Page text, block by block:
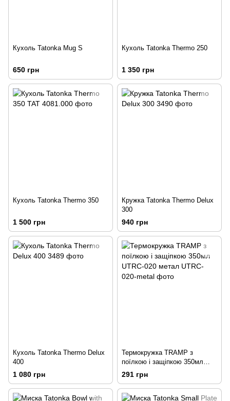
Кухоль Tatonka Mug S
650 грн
Кухоль Tatonka Thermo 250
1 350 грн
Кухоль Tatonka Thermo 350
1 500 грн
Кружка Tatonka Thermo Delux
300
940 грн
Кухоль Tatonka Thermo Delux
400
1 080 грн
Термокружка TRAMP з
поїлкою і защіпкою 350мл
UTRC-020 метал
291 грн